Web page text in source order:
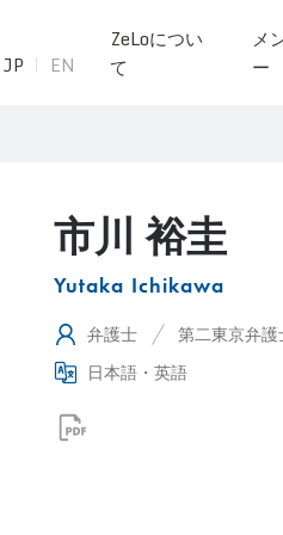
JP EN
ZeLoについ
て
メ
ー
市川 裕圭
Yutaka Ichikawa
弁護士
第二東京弁護
日本語・英語